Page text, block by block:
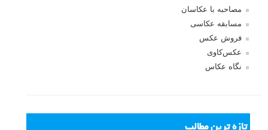
مصاحبه با عکاسان
مسابقه عکاسی
فروش عکس
عکس‌کاوی
نگاه عکاس
تازه ترین مطالب